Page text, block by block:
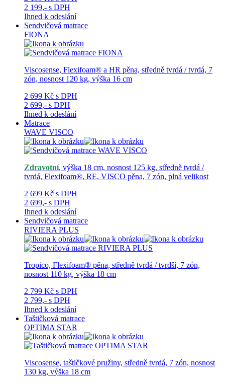
2 199,- s DPH
Ihned k odeslání
Sendvičová matrace
FIONA
Viscosense, Flexifoam® a HR pěna, středně tvrdá / tvrdá, 7
zón, nosnost 120 kg, výška 16 cm
2 699 Kč s DPH
2 699,- s DPH
Ihned k odeslání
Matrace
WAVE VISCO
Zdravotní, výška 18 cm, nosnost 125 kg, středně tvrdá /
tvrdá, Flexifoam®, RE, VISCO pěna, 7 zón, plná velikost
2 699 Kč s DPH
2 699,- s DPH
Ihned k odeslání
Sendvičová matrace
RIVIERA PLUS
Tropico, Flexifoam® pěna, středně tvrdá / tvrdší, 7 zón,
nosnost 110 kg, výška 18 cm
2 799 Kč s DPH
2 799,- s DPH
Ihned k odeslání
Taštičková matrace
OPTIMA STAR
Viscosense, taštičkové pružiny, středně tvrdá, 7 zón, nosnost
130 kg, výška 18 cm